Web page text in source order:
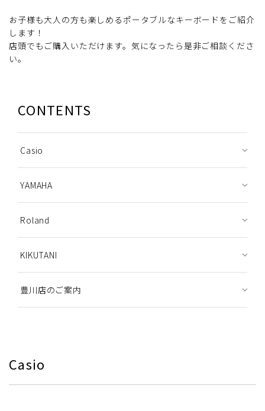
お子様も大人の方も楽しめるポータブルなキーボードをご紹介
します！
店頭でもご購入いただけます。気になったら是非ご相談くださ
い。
CONTENTS
Casio
YAMAHA
Roland
KIKUTANI
豊川店のご案内
Casio